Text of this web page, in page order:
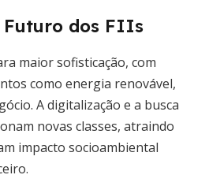
Futuro dos FIIs
maior sofisticação, com
como energia renovável,
A digitalização e a busca
novas classes, atraindo
impacto socioambiental